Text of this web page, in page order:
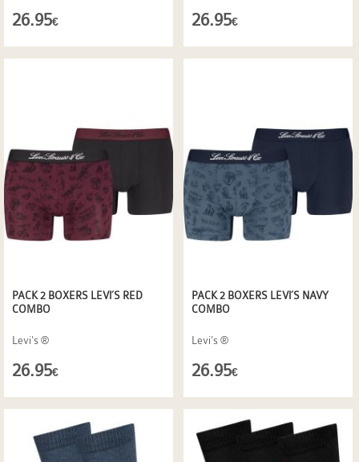
26.95€ 26.95€
PACK 2 BOXERS LEVI´S RED
COMBO
Levi's ®
26.95€
PACK 2 BOXERS LEVI´S NAVY
COMBO
Levi's ®
26.95€